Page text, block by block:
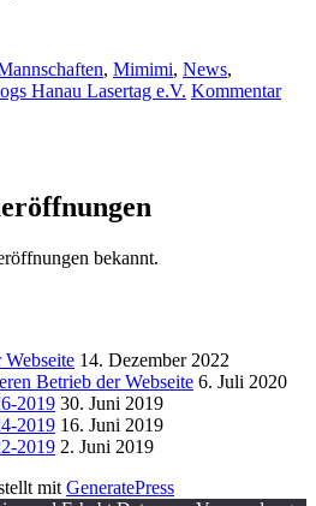
, Mimimi, News,
Hanau Lasertag e.V. Kommentar
bekannt.
14. Dezember 2022
Betrieb der Webseite 6. Juli 2020
2019 30. Juni 2019
2019 16. Juni 2019
2019 2. Juni 2019
mit GeneratePress